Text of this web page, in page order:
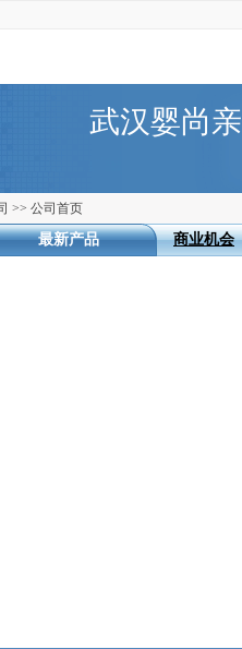
武汉婴尚
>> 公司首页
商业机会
最新产品